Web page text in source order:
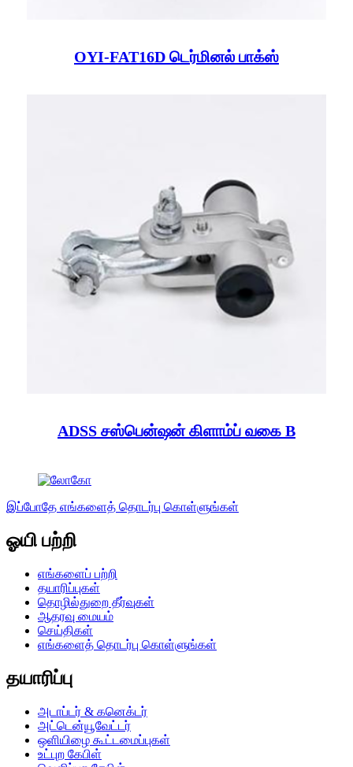
OYI-FAT16D டெர்மினல் பாக்ஸ்
ADSS சஸ்பென்ஷன் கிளாம்ப் வகை B
இப்போதே எங்களைத் தொடர்பு கொள்ளுங்கள்
ஓயி பற்றி
எங்களைப் பற்றி
தயாரிப்புகள்
தொழில்துறை தீர்வுகள்
ஆதரவு மையம்
செய்திகள்
எங்களைத் தொடர்பு கொள்ளுங்கள்
தயாரிப்பு
அடாப்டர் & கனெக்டர்
அட்டென்யூவேட்டர்
ஒளியிழை கூட்டமைப்புகள்
உட்புற கேபிள்